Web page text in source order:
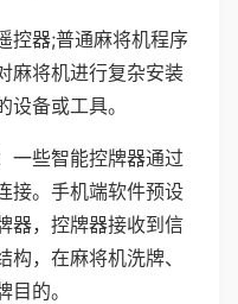
控器;普通麻将机程序
麻将机进行复杂安装
备或工具。
一些智能控牌器通过
接。手机端软件预设
器，控牌器接收到信
，在麻将机洗牌、
的。